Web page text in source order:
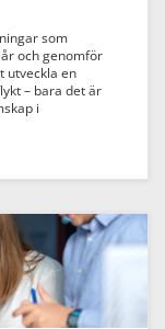
som
och genomför
utveckla en
– bara det är
i